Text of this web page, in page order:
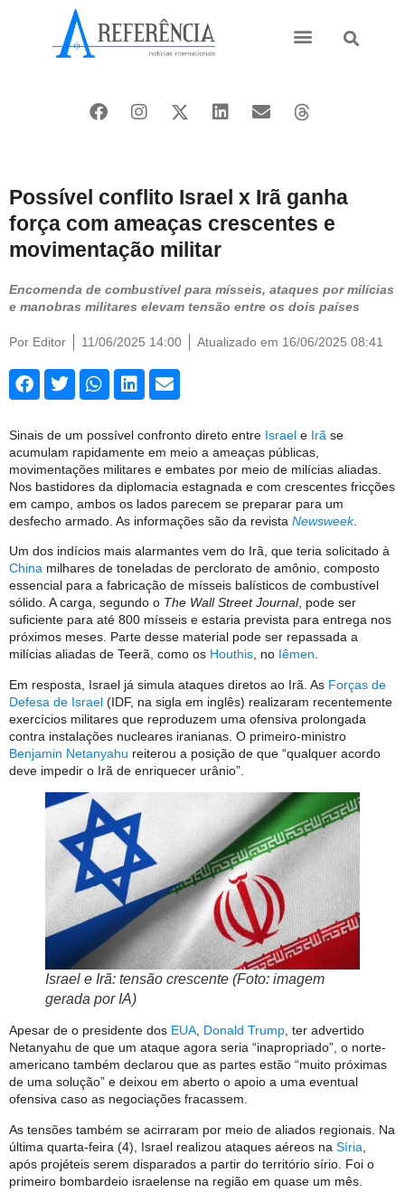
Possível conflito Israel x Irã ganha
força com ameaças crescentes e
movimentação militar
Encomenda de combustível para mísseis, ataques por milícias
e manobras militares elevam tensão entre os dois países
Por Editor 11/06/2025 14:00 Atualizado em 16/06/2025 08:41
Sinais de um possível confronto direto entre Israel e Irã se
acumulam rapidamente em meio a ameaças públicas,
movimentações militares e embates por meio de milícias aliadas.
Nos bastidores da diplomacia estagnada e com crescentes fricções
em campo, ambos os lados parecem se preparar para um
desfecho armado. As informações são da revista Newsweek.
Um dos indícios mais alarmantes vem do Irã, que teria solicitado à
China milhares de toneladas de perclorato de amônio, composto
essencial para a fabricação de mísseis balísticos de combustível
sólido. A carga, segundo o The Wall Street Journal, pode ser
suficiente para até 800 mísseis e estaria prevista para entrega nos
próximos meses. Parte desse material pode ser repassada a
milícias aliadas de Teerã, como os Houthis, no Iêmen.
Em resposta, Israel já simula ataques diretos ao Irã. As Forças de
Defesa de Israel (IDF, na sigla em inglês) realizaram recentemente
exercícios militares que reproduzem uma ofensiva prolongada
contra instalações nucleares iranianas. O primeiro-ministro
Benjamin Netanyahu reiterou a posição de que “qualquer acordo
deve impedir o Irã de enriquecer urânio”.
Israel e Irã: tensão crescente (Foto: imagem
gerada por IA)
Apesar de o presidente dos EUA, Donald Trump, ter advertido
Netanyahu de que um ataque agora seria “inapropriado”, o norte-
americano também declarou que as partes estão “muito próximas
de uma solução” e deixou em aberto o apoio a uma eventual
ofensiva caso as negociações fracassem.
As tensões também se acirraram por meio de aliados regionais. Na
última quarta-feira (4), Israel realizou ataques aéreos na Síria
após projéteis serem disparados a partir do território sírio. Foi o
primeiro bombardeio israelense na região em quase um mês.